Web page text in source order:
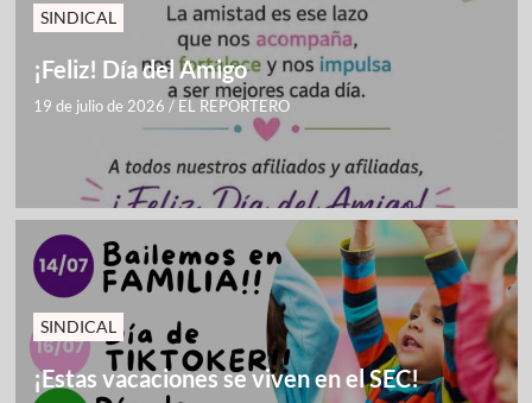
SINDICAL
¡Feliz! Día del Amigo
19 de julio de 2026 / EL REPORTERO
SINDICAL
¡Estas vacaciones se viven en el SEC!